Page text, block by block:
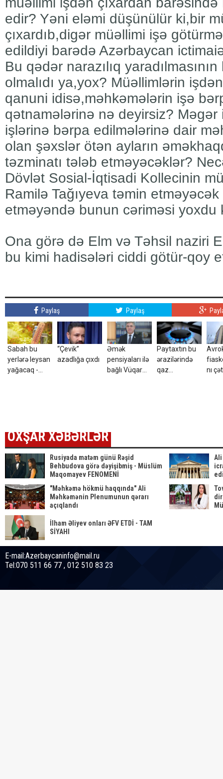
edir? Yəni eləmi düşünülür ki,bir
çıxardıb,digər müəllimi işə
edildiyi barədə Azərbaycan
Bu qədər narazılıq
olmalıdı ya,yox? Müəllimlərin işdən
qanuni idisə,məhkəmələrin işə
qətnamələrinə nə deyirsiz? Məgər
işlərinə bərpa edilmələrinə dair
olan şəxslər ötən ayların
təzminatı tələb etməyəcəklər?
Dövlət Sosial-İqtisadi Kollecinin
Ramilə Tağıyeva təmin
etməyəndə bunun cəriməsi yoxdu
Ona görə də Elm və Təhsil naziri
bu kimi hadisələri ciddi götür-qoy
Paylaş Paylaş
Sabah bu
yerlərə leysan
yağacaq -
“Çevik”
azadlığa çıxdı
Əmək
pensiyaları ilə
bağlı Vüqar
Paytaxtın bu
ərazilərində
qaz
nı
OXŞAR XƏBƏRLƏR
Rusiyada matəm günü Rəşid
Behbudova görə dəyişibmiş - Müslüm
Maqomayev FENOMENİ
Ali
"Məhkəmə hökmü haqqında" Ali
Məhkəmənin Plenumunun qərarı
açıqlandı
İlham Əliyev onları ƏFV ETDİ - TAM
SİYAHI
E-mail:Azerbaycaninfo@mail.ru
Tel:070 511 66 77 , 012 510 83 23